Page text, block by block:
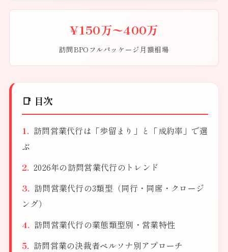
¥150万〜400万
訪問BPOフルパッケージ月額相場
📑 目次
訪問営業代行は「歩留まり」と「成約率」で選
ぶ
2026年の訪問営業代行のトレンド
訪問営業代行の3類型（同行・同席・クロージ
ング）
訪問営業代行の業態類型別・営業特性
訪問営業の決裁者ペルソナ別アプローチ